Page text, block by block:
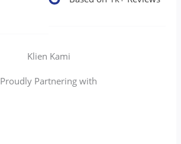
Klien Kami
Proudly Partnering with